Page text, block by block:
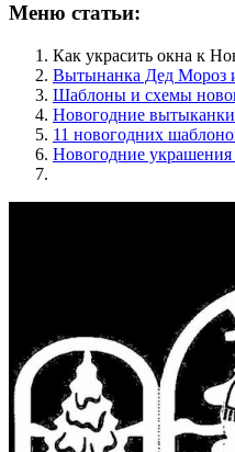
Меню статьи:
Как украсить окна к
Вытынанка Дед Мороз
Шаблоны и схемы
Новогодние
11 новогодних
Новогодние украшения